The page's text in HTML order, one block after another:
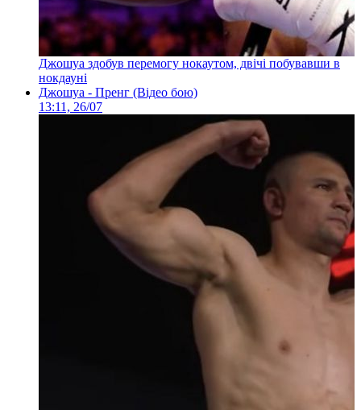
Джошуа здобув перемогу нокаутом, двічі побувавши в
нокдауні
Джошуа - Пренг (Відео бою)
13:11, 26/07